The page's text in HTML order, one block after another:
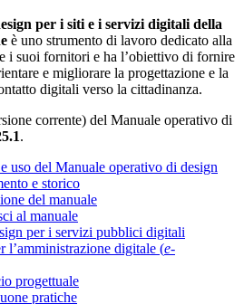
per i siti e i servizi digitali della
è uno strumento di lavoro dedicato alla
i suoi fornitori e ha l’obiettivo di fornire
e migliorare la progettazione e la
digitali verso la cittadinanza.
corrente) del Manuale operativo di
.
uso del Manuale operativo di design
e storico
del manuale
al manuale
per i servizi pubblici digitali
l’amministrazione digitale (e-
progettuale
pratiche